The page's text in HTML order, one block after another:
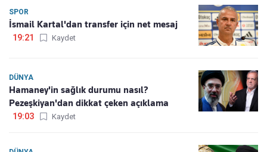
SPOR
İsmail Kartal'dan transfer için net mesaj
19:21 Kaydet
DÜNYA
Hamaney'in sağlık durumu nasıl?
Pezeşkiyan'dan dikkat çeken açıklama
19:03 Kaydet